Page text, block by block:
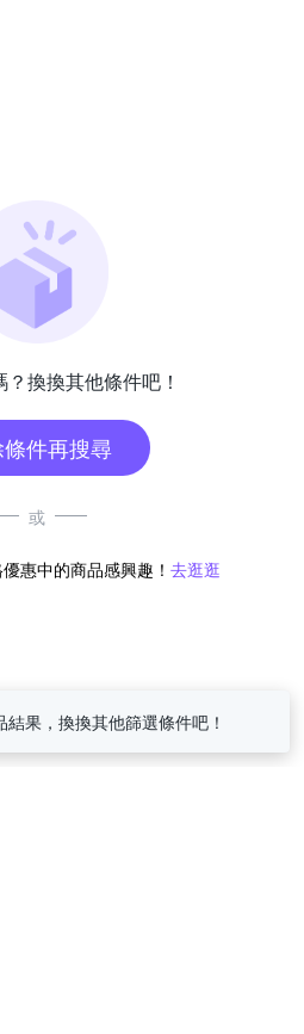
換換其他條件吧！
件再搜尋
或
惠中的商品感興趣！ 去逛逛
果，換換其他篩選條件吧！